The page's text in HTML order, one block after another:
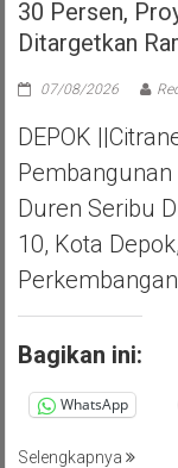
30 Persen,
Ditargetkan
07/08/2026
DEPOK
Pembangunan
Duren Seribu
10, Kota
Bagikan ini:
WhatsApp
Selengkapnya